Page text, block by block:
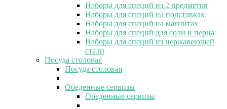
Наборы для специй из 2 предметов
Наборы для специй на подставках
Наборы для специй на магнитах
Наборы для специй для соли и перца
Наборы для специй из нержавеющей
стали
Посуда столовая
Посуда столовая
Обеденные сервизы
Обеденные сервизы